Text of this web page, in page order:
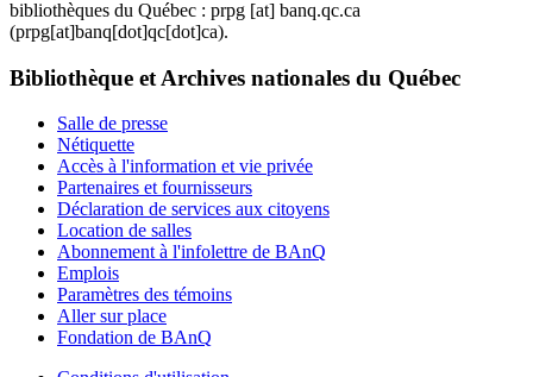
bibliothèques du Québec : prpg [at] banq.qc.ca
(prpg[at]banq[dot]qc[dot]ca).
Bibliothèque et Archives nationales du Québec
Salle de presse
Nétiquette
Accès à l'information et vie privée
Partenaires et fournisseurs
Déclaration de services aux citoyens
Location de salles
Abonnement à l'infolettre de BAnQ
Emplois
Paramètres des témoins
Aller sur place
Fondation de BAnQ